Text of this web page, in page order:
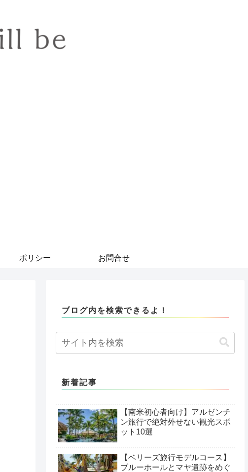
ポリシー お問合せ
ブログ内を検索できるよ！
新着記事
【南米初心者向け】アルゼンチ
ン旅行で絶対外せない観光スポ
ット10選
【ベリーズ旅行モデルコース】
ブルーホールとマヤ遺跡をめぐ